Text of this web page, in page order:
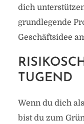
dich
grundlegende
Geschäftsidee
TUGEND
Wenn du dich
bist du zum